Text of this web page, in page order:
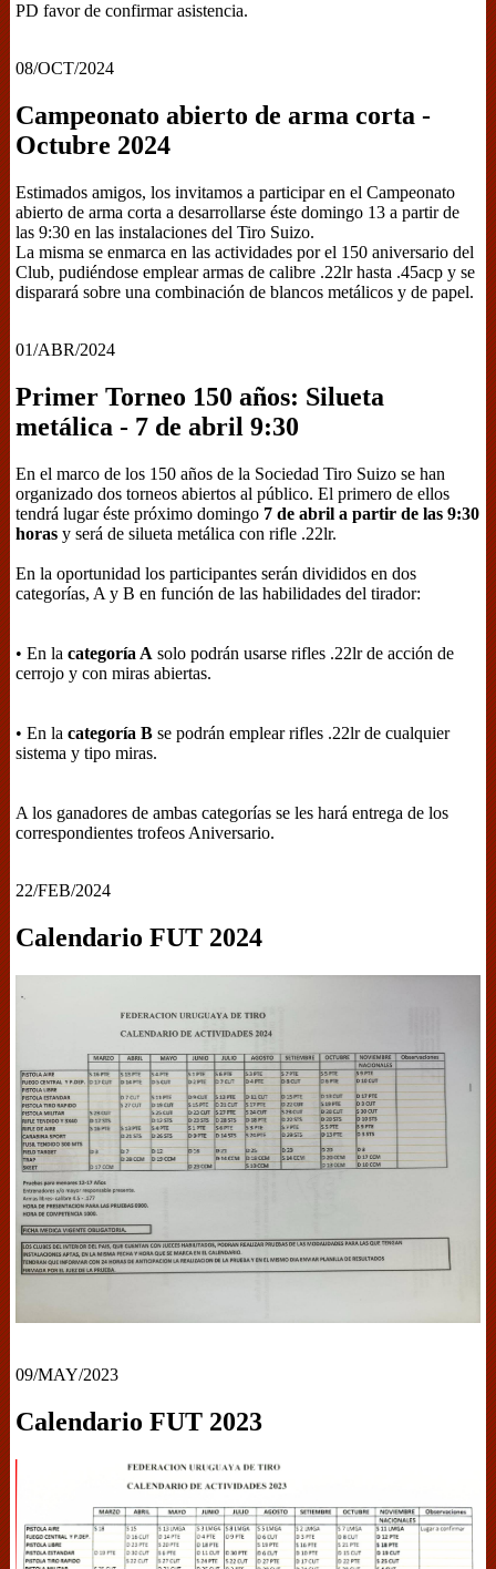
PD favor de confirmar asistencia.
08/OCT/2024
Campeonato abierto de arma corta -
Octubre 2024
Estimados amigos, los invitamos a participar en el Campeonato
abierto de arma corta a desarrollarse éste domingo 13 a partir de
las 9:30 en las instalaciones del Tiro Suizo.
La misma se enmarca en las actividades por el 150 aniversario del
Club, pudiéndose emplear armas de calibre .22lr hasta .45acp y se
disparará sobre una combinación de blancos metálicos y de papel.
01/ABR/2024
Primer Torneo 150 años: Silueta
metálica - 7 de abril 9:30
En el marco de los 150 años de la Sociedad Tiro Suizo se han
organizado dos torneos abiertos al público. El primero de ellos
tendrá lugar éste próximo domingo 7 de abril a partir de las 9:30
horas y será de silueta metálica con rifle .22lr.
En la oportunidad los participantes serán divididos en dos
categorías, A y B en función de las habilidades del tirador:
• En la categoría A solo podrán usarse rifles .22lr de acción de
cerrojo y con miras abiertas.
• En la categoría B se podrán emplear rifles .22lr de cualquier
sistema y tipo miras.
A los ganadores de ambas categorías se les hará entrega de los
correspondientes trofeos Aniversario.
22/FEB/2024
Calendario FUT 2024
09/MAY/2023
Calendario FUT 2023